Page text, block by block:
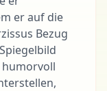
er auf die
Bezug